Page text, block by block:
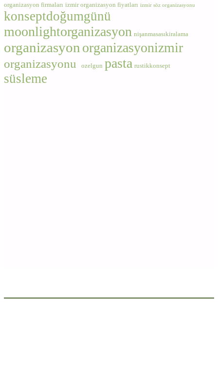
organizasyon firmaları izmir organizasyon fiyatları izmir söz organizasyonu
konseptdoğumgünü
moonlightorganizasyon nişanmasasıkiralama
organizasyon organizasyonizmir
organizasyonu ozelgun pasta rustikkonsept
süsleme